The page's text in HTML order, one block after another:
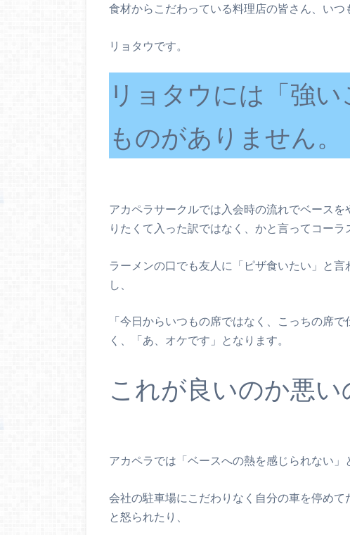
食材からこだわっている料理店の皆さん、いつ
リョタウです。
リョタウには「強
ものがありません。
アカペラサークルでは入会時の流れでベース
りたくて入った訳ではなく、かと言ってコーラ
ラーメンの口でも友人に「ピザ食いたい」と
し、
「今日からいつもの席ではなく、こっちの席
く、「あ、オケです」となります。
これが良いのか悪い
アカペラでは「ベースへの熱を感じられない」
会社の駐車場にこだわりなく自分の車を停めて
と怒られたり、